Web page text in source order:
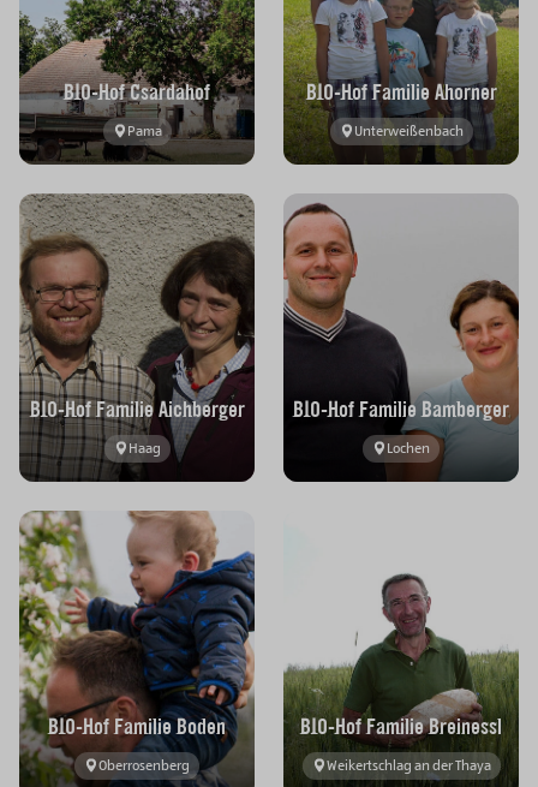
BIO-Hof Csardahof
Pama
BIO-Hof Familie Ahorner
Unterweißenbach
BIO-Hof Familie Aichberger
Haag
BIO-Hof Familie Bamberger
Lochen
BIO-Hof Familie Boden
Oberrosenberg
BIO-Hof Familie Breinessl
Weikertschlag an der Thaya